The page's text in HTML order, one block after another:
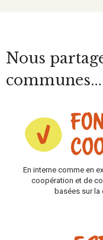
Nous
communes…
En interne comme en
coopération et de
basées sur la